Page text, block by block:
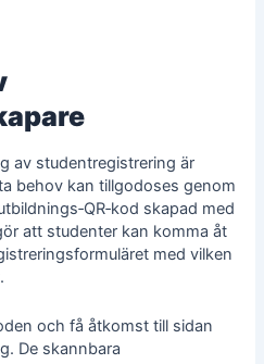
av studentregistrering är
behov kan tillgodoses genom
skapad med
att studenter kan komma åt
med vilken
och få åtkomst till sidan
De skannbara